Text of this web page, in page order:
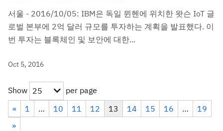
서울 - 2016/10/05: IBM은 독일 뮌헨에 위치한 왓슨 IoT 글
로벌 본부에 2억 달러 규모를 투자하는 계획을 발표했다. 이
번 투자는 블록체인 및 보안에 대한...
Oct 5, 2016
Show 25
per page
«
1 … 10 11 12 13 14 15 16 …
19
»